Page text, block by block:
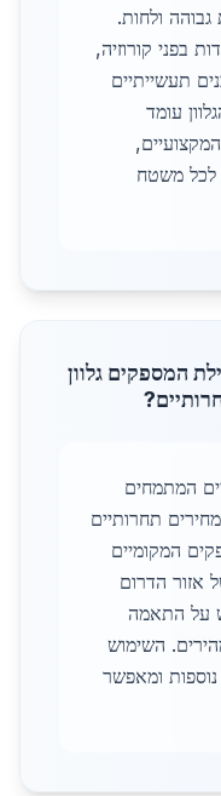
ולחות.
בפני קורוזיה,
תעשייתיים
עומד
לכל משטח
המספקים גלוון
המתמחים
תחרותיים
הספקים המקומיים
אזור הדרום
על התאמה
השימוש
ומאפשר